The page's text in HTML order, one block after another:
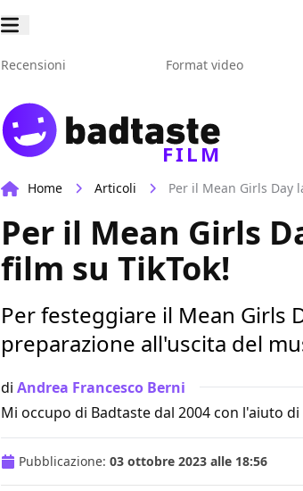
Recensioni Format video
FILM
Home Articoli Per il Mean Girls Day
Per il Mean Girls
film su TikTok!
Per festeggiare il Mean Girls
preparazione all'uscita del
di Andrea Francesco Berni
Mi occupo di Badtaste dal 2004 con l'aiuto
Pubblicazione: 03 ottobre 2023 alle 18:56